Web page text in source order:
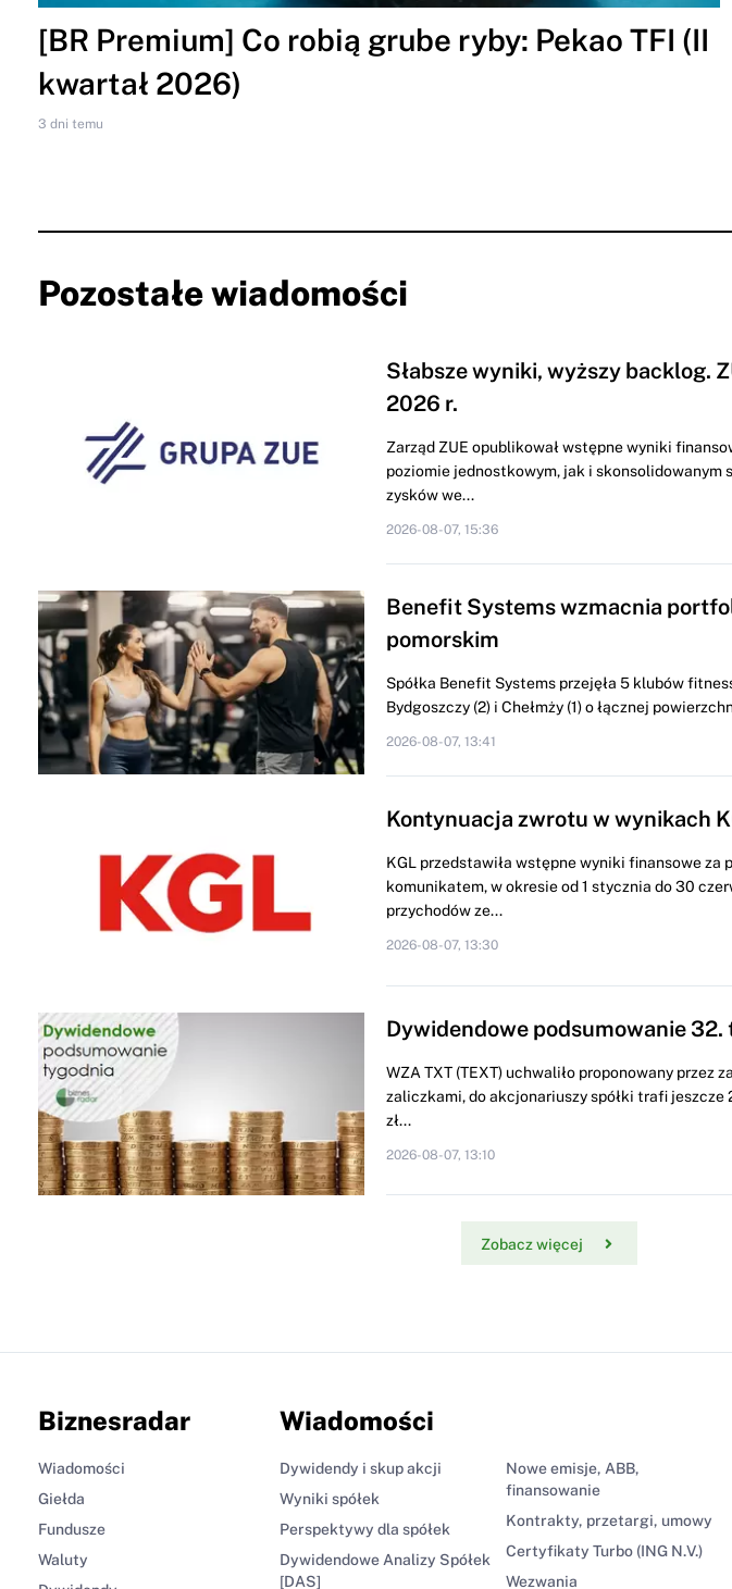
[BR Premium] Co robią grube ryby: Pekao TFI (II
kwartał 2026)
3 dni temu
Pozostałe wiadomości
Słabsze wyniki, wyższy backlog.
2026 r.
Zarząd ZUE opublikował wstępne wyniki
poziomie jednostkowym, jak i skonsolidowanym
zysków we...
2026-08-07, 15:36
Benefit Systems wzmacnia
pomorskim
Spółka Benefit Systems przejęła 5 klubów
Bydgoszczy (2) i Chełmży (1) o łącznej
2026-08-07, 13:41
Kontynuacja zwrotu w wynikach
KGL przedstawiła wstępne wyniki finansowe za
komunikatem, w okresie od 1 stycznia do 30
przychodów ze...
2026-08-07, 13:30
Dywidendowe podsumowanie 32.
WZA TXT (TEXT) uchwaliło proponowany przez
zaliczkami, do akcjonariuszy spółki trafi jeszcze
zł...
2026-08-07, 13:10
Zobacz więcej
Biznesradar
Wiadomości
Giełda
Fundusze
Waluty
Wiadomości
Dywidendy i skup akcji
Wyniki spółek
Perspektywy dla spółek
Dywidendowe Analizy Spółek
[DAS]
Nowe emisje, ABB,
finansowanie
Kontrakty, przetargi, umowy
Certyfikaty Turbo (ING N.V.)
Wezwania